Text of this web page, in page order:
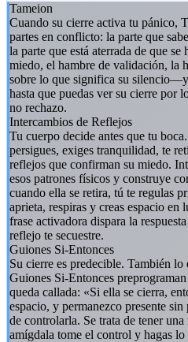
Tameion
Cuando su cierre activa tu pánico,
partes en conflicto: la parte que
la parte que está aterrada de que
miedo, el hambre de validación, la
sobre lo que significa su
hasta que puedas ver su cierre por
no rechazo.
Intercambios de Reflejos
Tu cuerpo decide antes que tu
persigues, exiges tranquilidad, te
reflejos que confirman su miedo.
esos patrones físicos y construye
cuando ella se retira, tú te regulas
aprieta, respiras y creas espacio en
frase activadora dispara la
reflejo te secuestre.
Guiones Si-Entonces
Su cierre es predecible. También lo
Guiones Si-Entonces
queda callada: «Si ella se cierra,
espacio, y permanezco presente
de controlarla. Se trata de tener una
amígdala tome el control y hagas lo